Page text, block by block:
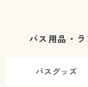
バス用品・
バスグッズ